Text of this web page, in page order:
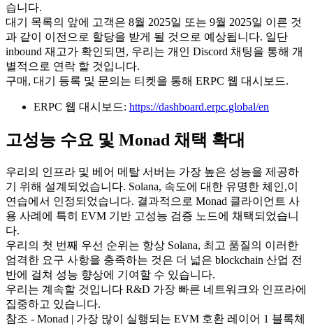
습니다.
대기 목록의 앞에 고객은 8월 2025일 또는 9월 2025일 이른 것
과 같이 이전으로 할당을 받게 될 것으로 예상됩니다. 일단
inbound 재고가 확인되면, 우리는 개인 Discord 채팅을 통해 개
별적으로 연락 할 것입니다.
구매, 대기 등록 및 문의는 티켓을 통해 ERPC 웹 대시보드.
ERPC 웹 대시보드: https://dashboard.erpc.global/en
고성능 수요 및 Monad 채택 확대
우리의 인프라 및 베어 메탈 서버는 가장 높은 성능을 제공하
기 위해 설계되었습니다. Solana, 속도에 대한 유명한 체인,이
연습에서 인정되었습니다. 결과적으로 Monad 클라이언트 사
용 사례에 특히 EVM 기반 고성능 검증 노드에 채택되었습니
다.
우리의 첫 번째 우선 순위는 항상 Solana, 최고 품질의 이러한
엄격한 요구 사항을 충족하는 것은 더 넓은 blockchain 산업 전
반에 걸쳐 성능 향상에 기여할 수 있습니다.
우리는 계속할 것입니다 R&D 가장 빠른 네트워크와 인프라에
집중하고 있습니다.
참조 - Monad | 가장 많이 실행되는 EVM 호환 레이어 1 블록체